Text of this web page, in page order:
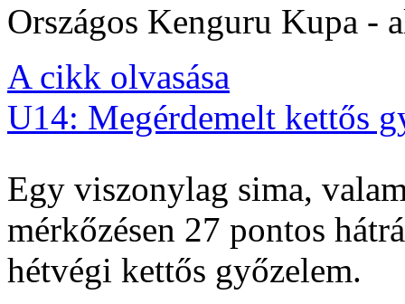
Országos Kenguru Kupa -
A cikk olvasása
U14: Megérdemelt kettős
Egy viszonylag sima,
mérkőzésen 27 pontos
hétvégi kettős győzelem.